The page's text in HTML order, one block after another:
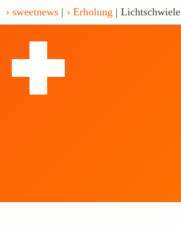
sweetnews | Erholung | Lichtschwiele